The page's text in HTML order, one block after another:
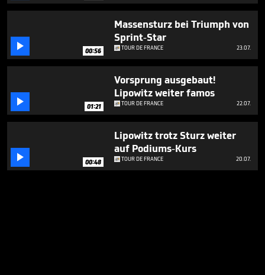
 00:56
Massensturz bei Triumph von
Sprint-Star
TOUR DE FRANCE 23.07.
 01:21
Vorsprung ausgebaut!
Lipowitz weiter famos
TOUR DE FRANCE 22.07.
 00:48
Lipowitz trotz Sturz weiter
auf Podiums-Kurs
TOUR DE FRANCE 20.07.